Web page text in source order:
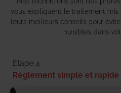
vous expliquent le traitement
leurs meilleurs conseils pour
nuisibles dans
Etape 4 :
Règlement simple et rapide